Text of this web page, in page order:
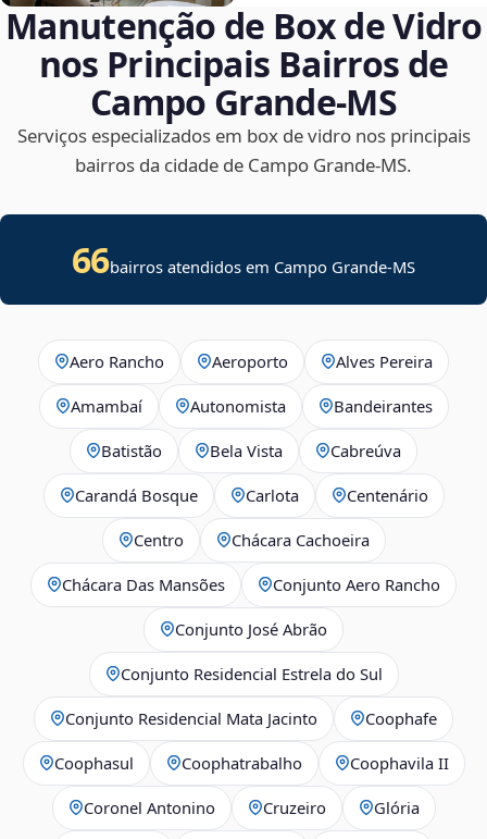
Manutenção de Box de Vidro
nos Principais Bairros de
Campo Grande‑MS
Serviços especializados em box de vidro nos principais
bairros da cidade de Campo Grande‑MS.
66bairros atendidos em Campo Grande-MS
Aero Rancho Aeroporto Alves Pereira
Amambaí Autonomista Bandeirantes
Batistão Bela Vista Cabreúva
Carandá Bosque Carlota Centenário
Centro Chácara Cachoeira
Chácara Das Mansões Conjunto Aero Rancho
Conjunto José Abrão
Conjunto Residencial Estrela do Sul
Conjunto Residencial Mata Jacinto Coophafe
Coophasul Coophatrabalho Coophavila II
Coronel Antonino Cruzeiro Glória